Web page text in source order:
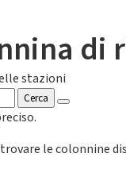
di
stazioni
Cerca
le colonnine